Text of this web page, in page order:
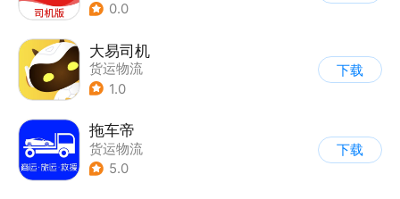
0.0
大易司机
货运物流
1.0
下载
拖车帝
货运物流
5.0
下载